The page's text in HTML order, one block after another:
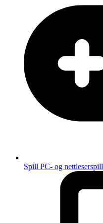
Spill PC- og nettleserspill